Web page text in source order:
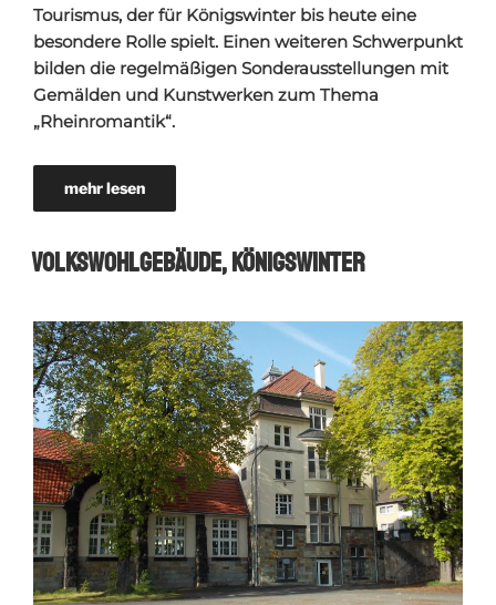
Tourismus, der für Königswinter bis heute eine
besondere Rolle spielt. Einen weiteren Schwerpunkt
bilden die regelmäßigen Sonderausstellungen mit
Gemälden und Kunstwerken zum Thema
„Rheinromantik“.
mehr lesen
Volkswohlgebäude, Königswinter